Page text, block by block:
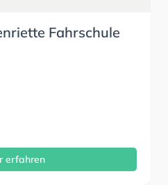
Fahrschule
erfahren